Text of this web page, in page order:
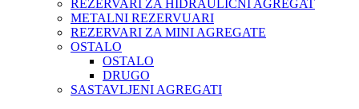
REZERVARI ZA HIDRAULIČNI AGREGAT
METALNI REZERVUARI
REZERVARI ZA MINI AGREGATE
OSTALO
OSTALO
DRUGO
SASTAVLJENI AGREGATI